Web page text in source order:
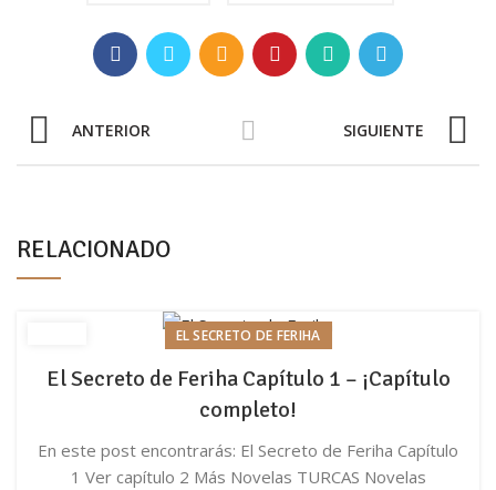
ANTERIOR SIGUIENTE
RELACIONADO
EL SECRETO DE FERIHA
El Secreto de Feriha Capítulo 1 – ¡Capítulo
completo!
En este post encontrarás: El Secreto de Feriha Capítulo
1 Ver capítulo 2 Más Novelas TURCAS Novelas